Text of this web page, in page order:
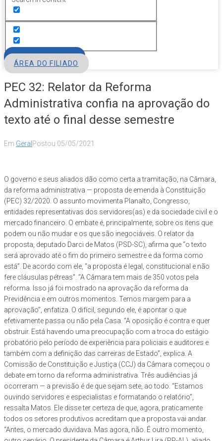
ÁREA DO FILIADO
PEC 32: Relator da Reforma
Administrativa confia na aprovação do
texto até o final desse semestre
Em Geral Postou 05/05/2021
O governo e seus aliados dão como certa a tramitação, na Câmara,
da reforma administrativa — proposta de emenda à Constituição
(PEC) 32/2020. O assunto movimenta Planalto, Congresso,
entidades representativas dos servidores(as) e da sociedade civil e o
mercado financeiro. O embate é, principalmente, sobre os itens que
podem ou não mudar e os que são inegociáveis. O relator da
proposta, deputado Darci de Matos (PSD-SC), afirma que “o texto
será aprovado até o fim do primeiro semestre e da forma como
está”. De acordo com ele, “a proposta é legal, constitucional e não
fere cláusulas pétreas”. “A Câmara tem mais de 350 votos pela
reforma. Isso já foi mostrado na aprovação da reforma da
Previdência e em outros momentos. Temos margem para a
aprovação”, enfatiza. O difícil, segundo ele, é apontar o que
efetivamente passa ou não pela Casa. “A oposição é contra e quer
obstruir. Está havendo uma preocupação com a troca do estágio
probatório pelo período de experiência para policiais e auditores e
também com a definição das carreiras de Estado”, explica. A
Comissão de Constituição e Justiça (CCJ) da Câmara começou o
debate em torno da reforma administrativa. Três audiências já
ocorreram — a previsão é de que sejam sete, ao todo. “Estamos
ouvindo servidores e especialistas e formatando o relatório”,
ressalta Matos. Ele disse ter certeza de que, agora, praticamente
todos os setores produtivos acreditam que a proposta vai andar.
“Antes, o mercado duvidava. Mas agora, não. É outro momento,